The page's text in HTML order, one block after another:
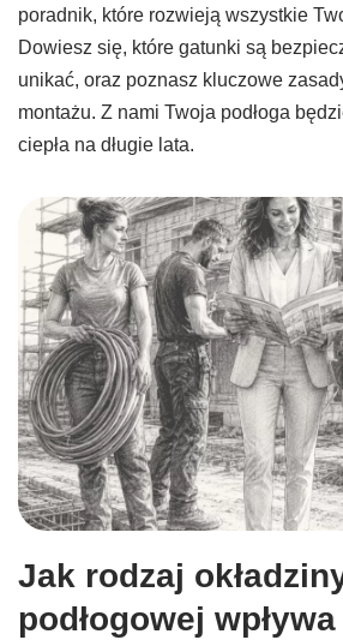
poradnik, które rozwieją wszystkie
Dowiesz się, które gatunki są
unikać, oraz poznasz kluczowe
montażu. Z nami Twoja podłoga
ciepła na długie lata.
Jak rodzaj
podłogowej